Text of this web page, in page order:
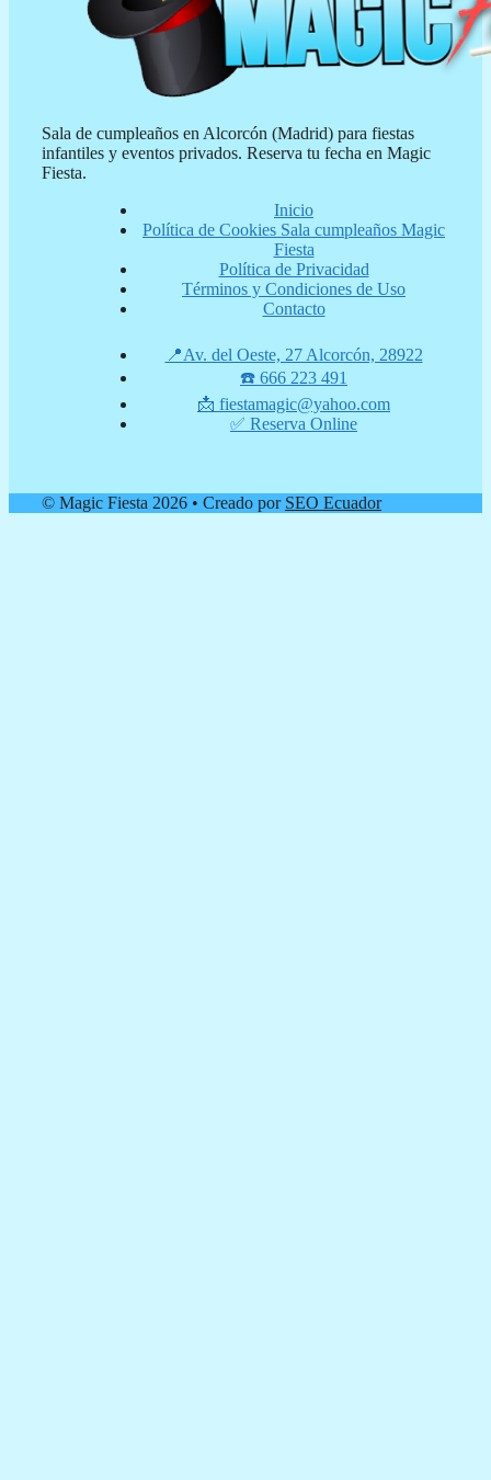
Sala de cumpleaños en Alcorcón (Madrid) para fiestas
infantiles y eventos privados. Reserva tu fecha en Magic
Fiesta.
Inicio
Política de Cookies Sala cumpleaños Magic
Fiesta
Política de Privacidad
Términos y Condiciones de Uso
Contacto
📍Av. del Oeste, 27 Alcorcón, 28922
☎️ 666 223 491
📩 fiestamagic@yahoo.com
✅ Reserva Online
© Magic Fiesta 2026 • Creado por SEO Ecuador